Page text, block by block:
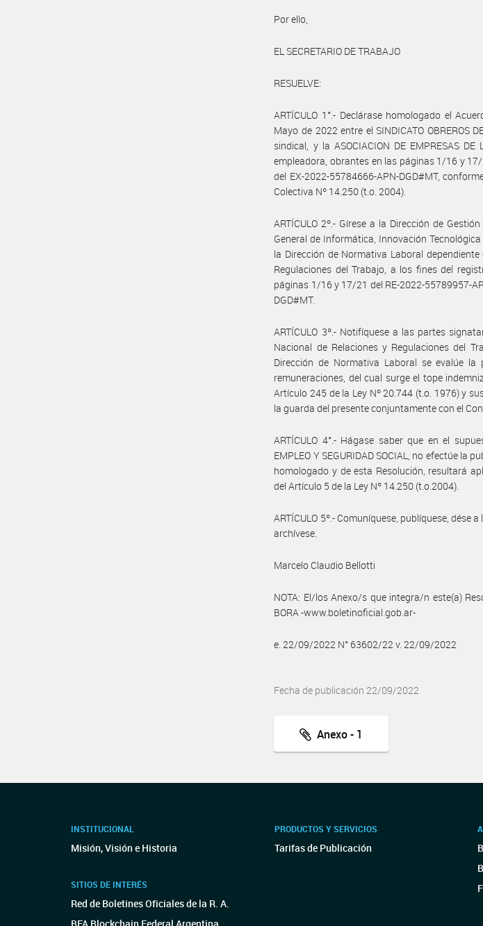
Por ello,
EL SECRETARIO DE TRABAJO
RESUELVE:
ARTÍCULO 1°.- Declárase homologado el
Mayo de 2022 entre el SINDICATO OBREROS
sindical, y la ASOCIACION DE EMPRESAS
empleadora, obrantes en las páginas 1/16 y
del EX-2022-55784666-APN-DGD#MT,
Colectiva Nº 14.250 (t.o. 2004).
ARTÍCULO 2º.- Gírese a la Dirección de
General de Informática, Innovación
la Dirección de Normativa Laboral
Regulaciones del Trabajo, a los fines del
páginas 1/16 y 17/21 del RE-2022-55789957-
DGD#MT.
ARTÍCULO 3º.- Notifíquese a las partes
Nacional de Relaciones y Regulaciones del
Dirección de Normativa Laboral se evalúe
remuneraciones, del cual surge el tope
Artículo 245 de la Ley Nº 20.744 (t.o. 1976) y
la guarda del presente conjuntamente con el
ARTÍCULO 4°.- Hágase saber que en el
EMPLEO Y SEGURIDAD SOCIAL, no efectúe la
homologado y de esta Resolución, resultará
del Artículo 5 de la Ley Nº 14.250 (t.o.2004).
ARTÍCULO 5º.- Comuníquese, publíquese, dése
archívese.
Marcelo Claudio Bellotti
NOTA: El/los Anexo/s que integra/n este(a)
BORA -www.boletinoficial.gob.ar-
e. 22/09/2022 N° 63602/22 v. 22/09/2022
Fecha de publicación 22/09/2022
Anexo - 1
INSTITUCIONAL
Misión, Visión e Historia
SITIOS DE INTERÉS
Red de Boletines Oficiales de la R. A.
PRODUCTOS Y SERVICIOS
Tarifas de Publicación